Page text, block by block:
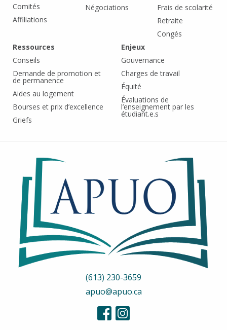
Comités
Affiliations
Négociations
Frais de scolarité
Retraite
Congés
Ressources
Conseils
Demande de promotion et
de permanence
Aides au logement
Bourses et prix d’excellence
Griefs
Enjeux
Gouvernance
Charges de travail
Équité
Évaluations de
l’enseignement par les
étudiant.e.s
(613) 230-3659
apuo@apuo.ca